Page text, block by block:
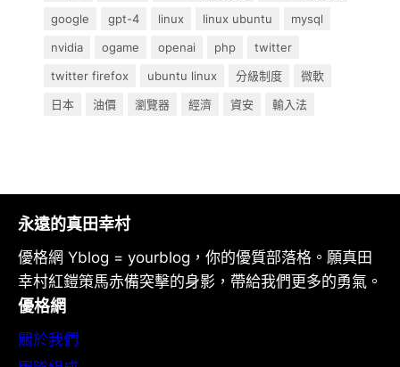
google
gpt-4 linux linux ubuntu
mysql
nvidia
ogame openai php
twitter
twitter firefox
ubuntu linux 分級制度
微軟
日本
油價 瀏覽器 經濟 資安 輸入法
永遠的真田幸村
優格網 Yblog = yourblog，你的優質部落格。願真田
幸村紅鎧策馬赤備突擊的身影，帶給我們更多的勇氣。
優格網
關於我們